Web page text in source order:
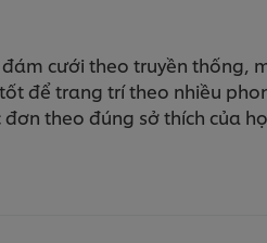
cưới theo truyền thống,
để trang trí theo nhiều
theo đúng sở thích của